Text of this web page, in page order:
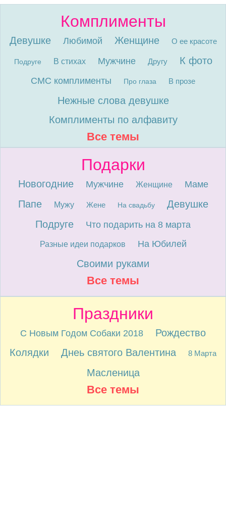
Комплименты
Девушке Любимой Женщине О ее красоте
Подруге В стихах Мужчине Другу К фото
СМС комплименты Про глаза В прозе
Нежные слова девушке
Комплименты по алфавиту
Все темы
Подарки
Новогодние Мужчине Женщине Маме
Папе Мужу Жене На свадьбу
Девушке
Подруге
Что подарить на 8 марта
Разные идеи подарков На Юбилей
Своими руками
Все темы
Праздники
С Новым Годом Собаки 2018
Рождество
Колядки
Днеь святого Валентина 8 Марта
Масленица
Все темы